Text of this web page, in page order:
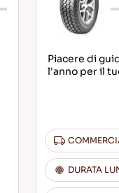
Piacere di
l'anno per il
DURATA